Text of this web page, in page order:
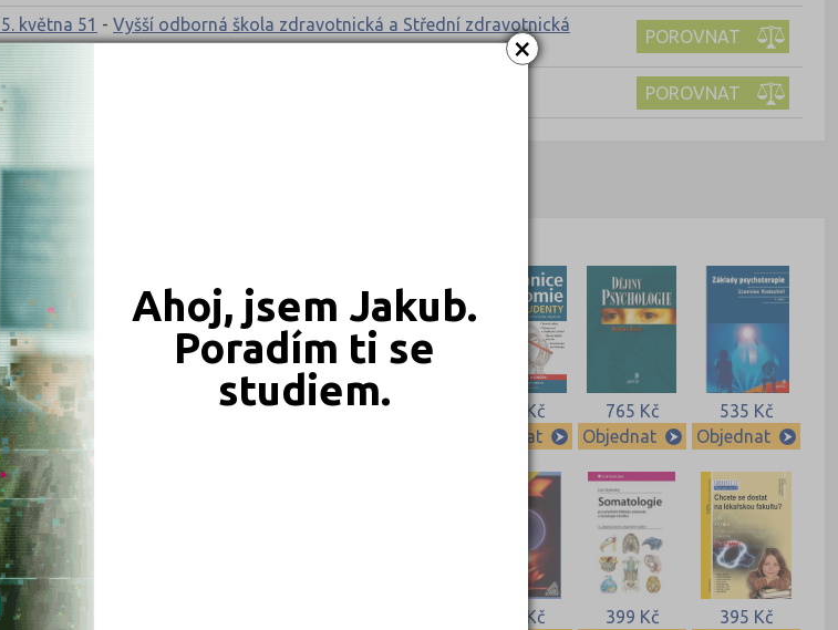
×
Ahoj, jsem Jakub.
Poradím ti se
studiem.
května 51 - Vyšší odborná škola zdravotnická a Střední zdravotnická
POROVNAT
škola zdravotnická Brno, příspěvková organizace POROVNAT
845 Kč
799 Kč
789 Kč
Objednat
765 Kč
Objednat
535 Kč
Objednat
418 Kč
399 Kč
395 Kč